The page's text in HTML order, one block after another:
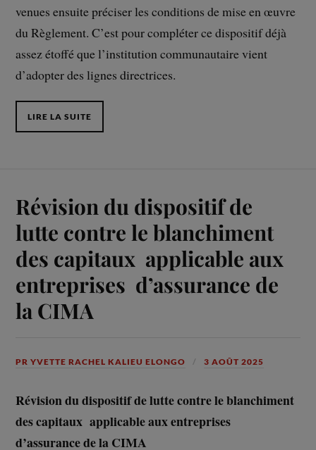
venues ensuite préciser les conditions de mise en œuvre
du Règlement. C’est pour compléter ce dispositif déjà
assez étoffé que l’institution communautaire vient
d’adopter des lignes directrices.
LIRE LA SUITE
Révision du dispositif de
lutte contre le blanchiment
des capitaux applicable aux
entreprises d’assurance de
la CIMA
PR YVETTE RACHEL KALIEU ELONGO 3 AOÛT 2025
Révision du dispositif de lutte contre le blanchiment
des capitaux applicable aux entreprises
d’assurance de la CIMA